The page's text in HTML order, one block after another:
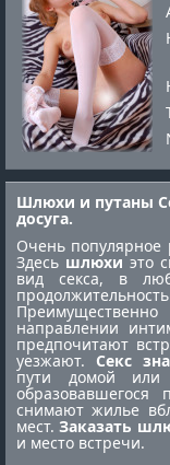
Шлюхи и путаны
досуга.
Очень популярное
Здесь шлюхиэто
вид секса, в
направлении
предпочитают
уезжают. Секс
пути домой
снимают жилье
мест.Заказать
и место встречи.